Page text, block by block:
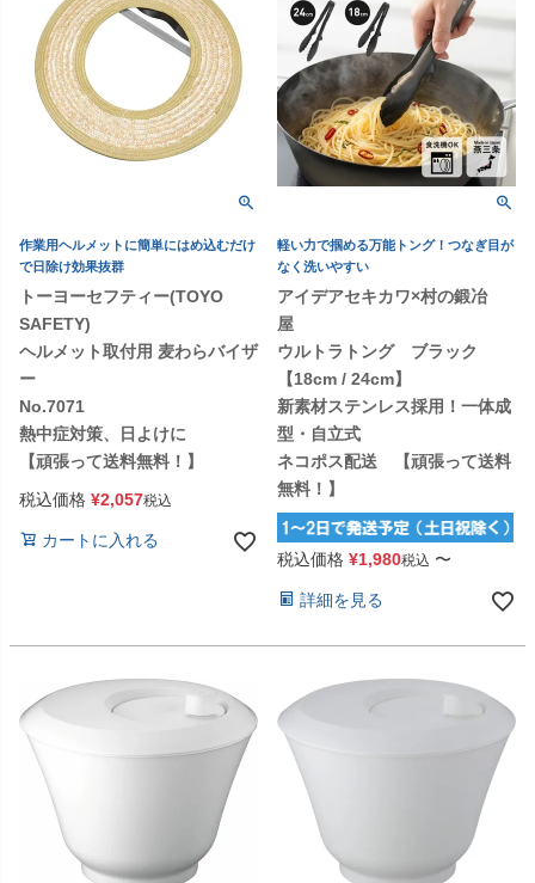
作業用ヘルメットに簡単にはめ込むだけ
で日除け効果抜群
トーヨーセフティー(TOYO
SAFETY)
ヘルメット取付用 麦わらバイザ
ー
No.7071
熱中症対策、日よけに
【頑張って送料無料！】
税込価格 ¥2,057税込
カートに入れる
軽い力で掴める万能トング！つなぎ目が
なく洗いやすい
アイデアセキカワ×村の鍛冶
屋
ウルトラトング ブラック
【18cm / 24cm】
新素材ステンレス採用！一体成
型・自立式
ネコポス配送 【頑張って送料
無料！】
税込価格 ¥1,980税込 〜
詳細を見る